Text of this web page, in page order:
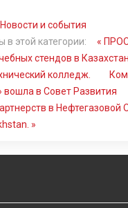
Новости и события
в этой категории:
«
стендов в
колледж.
вошла в Совет Развития
в Нефтегазовой
»